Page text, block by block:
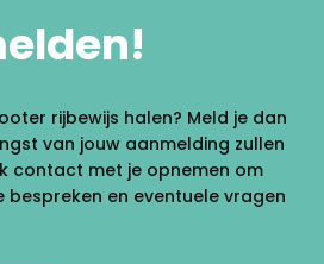
rijbewijs halen? Meld je dan
van jouw aanmelding zullen
contact met je opnemen om
bespreken en eventuele vragen